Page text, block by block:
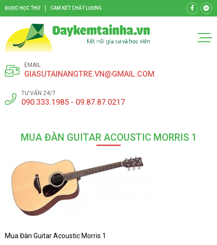
ĐƯỢC HỌC THỬ CAM KẾT CHẤT LƯỢNG
EMAIL
GIASUTAINANGTRE.VN@GMAIL.COM
TƯ VẤN 24/7
090.333.1985 - 09.87.87.0217
MUA ĐÀN GUITAR ACOUSTIC MORRIS 1
Mua Đàn Guitar Acoustic Morris 1